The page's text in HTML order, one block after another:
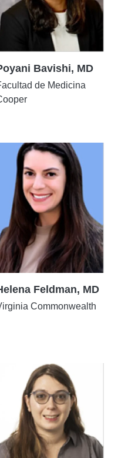
Bavishi, MD
de Medicina
Feldman, MD
Commonwealth